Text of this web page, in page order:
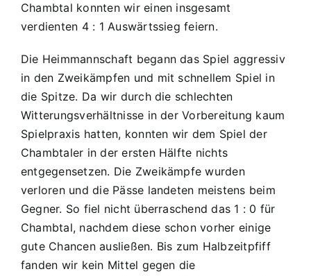
:
JFG
1
4
Chambtal konnten wir einen insgesamt
verdienten 4 : 1 Auswärtssieg feiern.
Die Heimmannschaft begann das Spiel aggressiv
in den Zweikämpfen und mit schnellem Spiel in
die Spitze. Da wir durch die schlechten
Witterungsverhältnisse in der Vorbereitung kaum
Spielpraxis hatten, konnten wir dem Spiel der
Chambtaler in der ersten Hälfte nichts
entgegensetzen. Die Zweikämpfe wurden
verloren und die Pässe landeten meistens beim
Gegner. So fiel nicht überraschend das 1 : 0 für
Chambtal, nachdem diese schon vorher einige
gute Chancen ausließen. Bis zum Halbzeitpfiff
fanden wir kein Mittel gegen die